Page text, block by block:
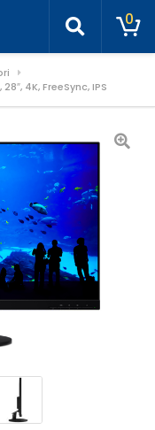
0
4K, FreeSync, IPS